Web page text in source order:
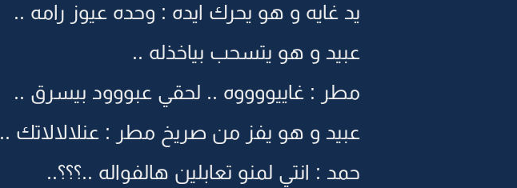
يد غايه و هو يحرك ايده : وحده عيوز رامه ..
عبيد و هو يتسحب بياخذله ..
مطر : غاييووووه .. لحقي عبووود بيسرق ..
عبيد و هو يفز من صريخ مطر : عنلالالاتك ..
حمد : انتي لمنو تعابلين هالفواله ..؟؟؟..